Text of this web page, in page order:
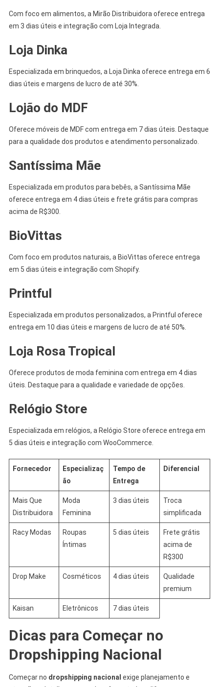
Com foco em alimentos, a Mirão Distribuidora oferece entrega
em 3 dias úteis e integração com Loja Integrada.
Loja Dinka
Especializada em brinquedos, a Loja Dinka oferece entrega em 6
dias úteis e margens de lucro de até 30%.
Lojão do MDF
Oferece móveis de MDF com entrega em 7 dias úteis. Destaque
para a qualidade dos produtos e atendimento personalizado.
Santíssima Mãe
Especializada em produtos para bebês, a Santíssima Mãe
oferece entrega em 4 dias úteis e frete grátis para compras
acima de R$300.
BioVittas
Com foco em produtos naturais, a BioVittas oferece entrega
em 5 dias úteis e integração com Shopify.
Printful
Especializada em produtos personalizados, a Printful oferece
entrega em 10 dias úteis e margens de lucro de até 50%.
Loja Rosa Tropical
Oferece produtos de moda feminina com entrega em 4 dias
úteis. Destaque para a qualidade e variedade de opções.
Relógio Store
Especializada em relógios, a Relógio Store oferece entrega em
5 dias úteis e integração com WooCommerce.
Fornecedor
Especializaç
ão
Tempo de
Entrega
Diferencial
Mais Que
Distribuidora
Moda
Feminina
3 dias úteis
Troca
simplificada
Racy Modas
Roupas
Íntimas
5 dias úteis
Frete grátis
acima de
R$300
Drop Make Cosméticos 4 dias úteis
Qualidade
premium
Kaisan Eletrônicos 7 dias úteis
Dicas para Começar no
Dropshipping Nacional
Começar no dropshipping nacional exige planejamento e